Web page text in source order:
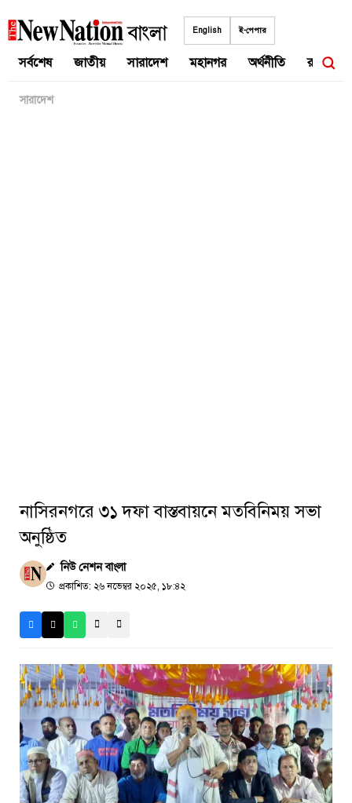
to
English ই-পেপার
সর্বশেষ জাতীয় সারাদেশ মহানগর অর্থনীতি রাজনীতি
সারাদেশ
নাসিরনগরে ৩১ দফা বাস্তবায়নে মতবিনিময় সভা
অনুষ্ঠিত
নিউ নেশন বাংলা
প্রকাশিত: ২৬ নভেম্বর ২০২৫, ১৮:৪২